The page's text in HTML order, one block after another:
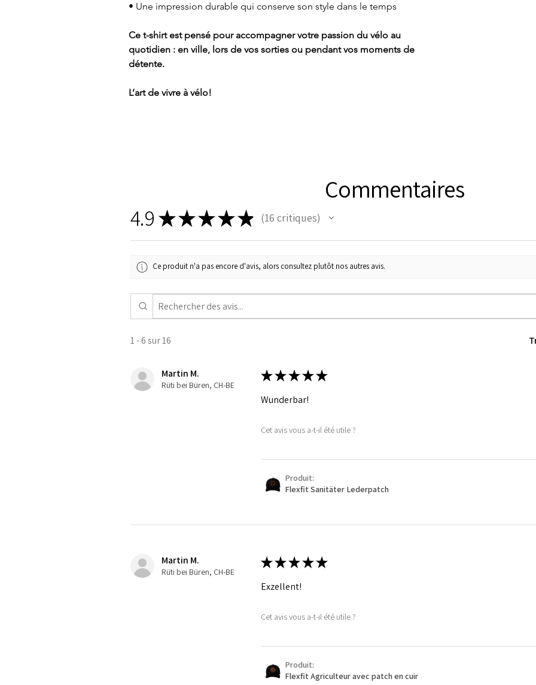
• Une impression durable qui conserve son style dans le temps
Ce t-shirt est pensé pour accompagner votre passion du vélo au
quotidien : en ville, lors de vos sorties ou pendant vos moments de
détente.
L’art de vivre à vélo!
Commentaires
4.9 ★★★★★ 16 critiques
16
Ce produit n'a pas encore d'avis, alors consultez plutôt nos autres avis.
1 - 6 sur 16
Martin M.
Rüti bei Büren, CH-BE
★★★★★
Wunderbar!
Cet avis vous a-t-il été utile ?
Produit:
Flexfit Sanitäter Lederpatch
Martin M.
Rüti bei Büren, CH-BE
★★★★★
Exzellent!
Cet avis vous a-t-il été utile ?
Produit:
Flexfit Agriculteur avec patch en cuir